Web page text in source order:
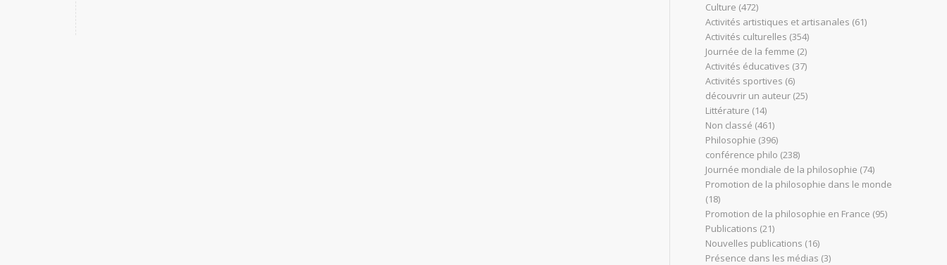
Culture (472)
Activités artistiques et artisanales (61)
Activités culturelles (354)
Journée de la femme (2)
Activités éducatives (37)
Activités sportives (6)
découvrir un auteur (25)
Littérature (14)
Non classé (461)
Philosophie (396)
conférence philo (238)
Journée mondiale de la philosophie (74)
Promotion de la philosophie dans le monde
(18)
Promotion de la philosophie en France (95)
Publications (21)
Nouvelles publications (16)
Présence dans les médias (3)